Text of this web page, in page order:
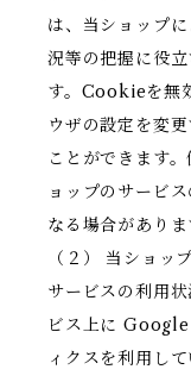
は、当ショップ
況等の把握に役
す。Cookieを無
ウザの設定を変
ことができます
ョップのサービ
なる場合がありま
（２） 当ショッ
サービスの利用
ビス上に
ィクスを利用し